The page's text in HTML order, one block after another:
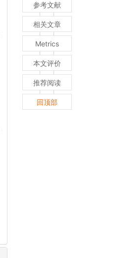
参考文献
相关文章
Metrics
本文评价
推荐阅读
回顶部